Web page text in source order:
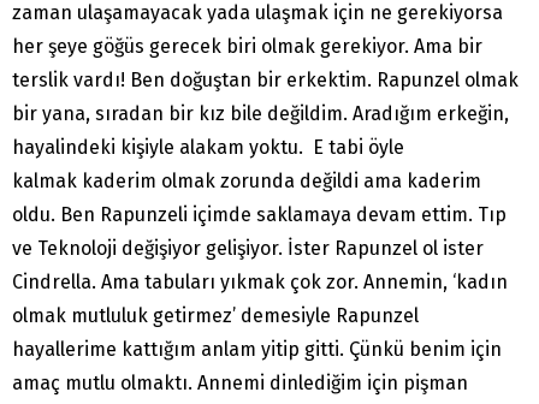
zaman ulaşamayacak yada ulaşmak için ne gerekiyorsa
her şeye göğüs gerecek biri olmak gerekiyor. Ama bir
terslik vardı! Ben doğuştan bir erkektim. Rapunzel olmak
bir yana, sıradan bir kız bile değildim. Aradığım erkeğin,
hayalindeki kişiyle alakam yoktu. E tabi öyle
kalmak kaderim olmak zorunda değildi ama kaderim
oldu. Ben Rapunzeli içimde saklamaya devam ettim. Tıp
ve Teknoloji değişiyor gelişiyor. İster Rapunzel ol ister
Cindrella. Ama tabuları yıkmak çok zor. Annemin, ‘kadın
olmak mutluluk getirmez’ demesiyle Rapunzel
hayallerime kattığım anlam yitip gitti. Çünkü benim için
amaç mutlu olmaktı. Annemi dinlediğim için pişman